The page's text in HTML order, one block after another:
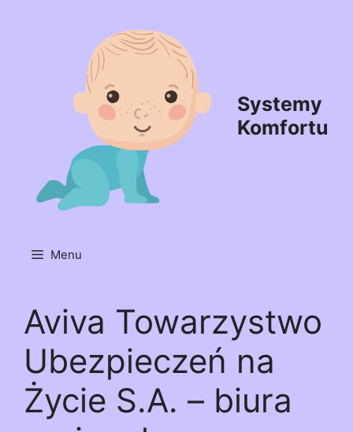
Systemy
Komfortu
Menu
Aviva Towarzystwo
Ubezpieczeń na
Życie S.A. – biura